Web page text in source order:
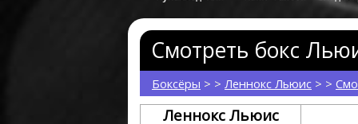
Смотреть бокс
Боксёры > > Леннокс Льюис > >
Леннокс Льюис